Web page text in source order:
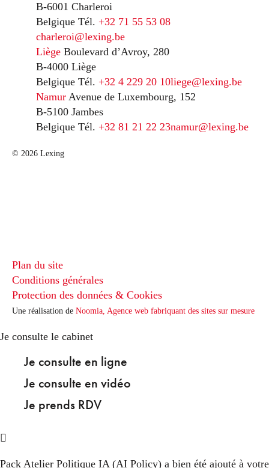
B-6001 Charleroi
Belgique Tél. +32 71 55 53 08
charleroi@lexing.be
Liège Boulevard d’Avroy, 280
B-4000 Liège
Belgique Tél. +32 4 229 20 10liege@lexing.be
Namur Avenue de Luxembourg, 152
B-5100 Jambes
Belgique Tél. +32 81 21 22 23namur@lexing.be
© 2026 Lexing
Plan du site
Conditions générales
Protection des données & Cookies
Une réalisation de Noomia, Agence web fabriquant des sites sur mesure
Je consulte le cabinet
Je consulte en ligne
Je consulte en vidéo
Je prends RDV
Pack Atelier Politique IA (AI Policy) a bien été ajouté à votre